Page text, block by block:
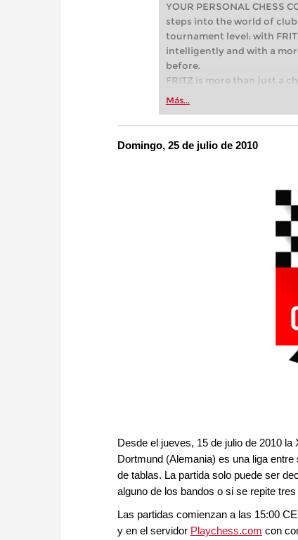
YOUR PERSONAL CHESS
steps into the world of
tournament level: with
intelligently and with a
before.
FRITZ is more than just a
Whether you’re taking
more efficiently,
approach than ever before.
Más...
Domingo, 25 de julio de 2010
Desde el jueves, 15 de julio de 2010 la
Dortmund (Alemania) es una liga
de tablas. La partida solo puede ser
alguno de los bandos o si se repite
Las partidas comienzan a las 15:00
y en el servidor Playchess.com con